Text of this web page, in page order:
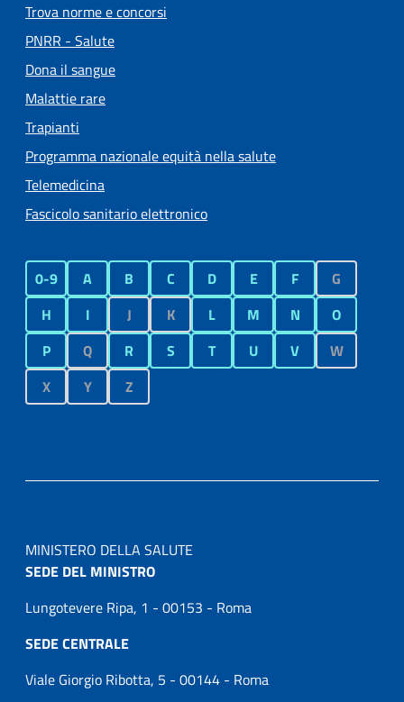
Trova norme e concorsi
PNRR - Salute
Dona il sangue
Malattie rare
Trapianti
Programma nazionale equità nella salute
Telemedicina
Fascicolo sanitario elettronico
0-9 A B C D E F
G
H
I J K L M N
O
P
Q R S T U V
W
X
Y Z
MINISTERO DELLA SALUTE
SEDE DEL MINISTRO
Lungotevere Ripa, 1 - 00153 - Roma
SEDE CENTRALE
Viale Giorgio Ribotta, 5 - 00144 - Roma